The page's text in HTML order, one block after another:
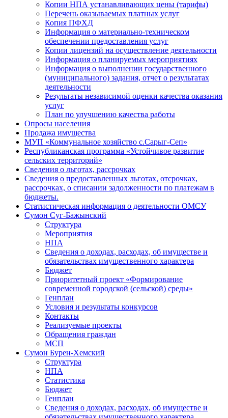
Копии НПА устанавливающих цены (тарифы)
Перечень оказываемых платных услуг
Копия ПФХД
Информация о материально-техническом
обеспечении предоставления услуг
Копии лицензий на осуществление деятельности
Информация о планируемых мероприятиях
Информация о выполнении государственного
(муниципального) задания, отчет о результатах
деятельности
Результаты независимой оценки качества оказания
услуг
План по улучшению качества работы
Опросы населения
Продажа имущества
МУП «Коммунальное хозяйство с.Сарыг-Сеп»
Республиканская программа «Устойчивое развитие
сельских территорий»
Сведения о льготах, рассрочках
Сведения о предоставленных льготах, отсрочках,
рассрочках, о списании задолженности по платежам в
бюджеты.
Статистическая информация о деятельности ОМСУ
Сумон Суг-Бажынский
Структура
Мероприятия
НПА
Сведения о доходах, расходах, об имуществе и
обязательствах имущественного характера
Бюджет
Приоритетный проект «Формирование
современной городской (сельской) среды»
Генплан
Условия и результаты конкурсов
Контакты
Реализуемые проекты
Обращения граждан
МСП
Сумон Бурен-Хемский
Структура
НПА
Статистика
Бюджет
Генплан
Сведения о доходах, расходах, об имуществе и